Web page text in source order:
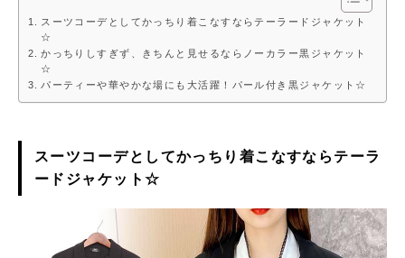
スーツコーデとしてかっちり着こなすならテーラードジャケット
☆
かっちりしすぎず、きちんと見せるならノーカラー黒ジャケット
☆
パーティーや華やかな場にも大活躍！パール付き黒ジャケット☆
スーツコーデとしてかっちり着こなすならテーラ
ードジャケット☆